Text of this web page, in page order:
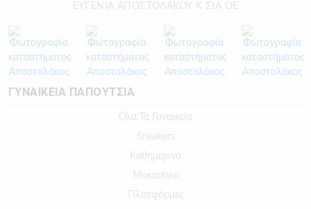
ΕΥΓΕΝΙΑ ΑΠΟΣΤΟΛΑΚΟΥ Κ ΣΙΑ ΟΕ
ΓΥΝΑΙΚΕΙΑ ΠΑΠΟΥΤΣΙΑ
Όλα Τα Γυναικεία
Sneakers
Καθημερινά
Μοκασίνια
Πλατφόρμες